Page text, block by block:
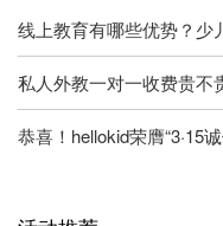
线上教育有哪些优势？少
私人外教一对一收费贵不
恭喜！hellokid荣膺“3·15